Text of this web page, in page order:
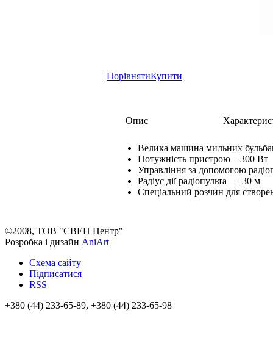
ПорівнятиКупити
Опис
Велика машина мильних
Потужність пристрою – 300 Вт
Управління за допомогою
Радіус дії радіопульта – ±30 м
Спеціальний розчин для
©2008, ТОВ "СВЕН Центр"
Розробка і дизайн AniArt
Схема сайту
Підписатися
RSS
+380 (44) 233-65-89, +380 (44) 233-65-98